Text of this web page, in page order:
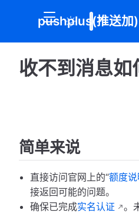
pushplus(推送加
收不到消息如
简单来说
直接访问官网上的“额度说
接返回可能的问题。
确保已完成实名认证
。